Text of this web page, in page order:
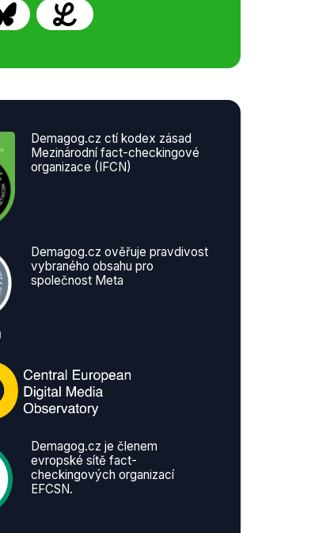
Demagog.cz ctí kodex zásad
Mezinárodní fact-checkingové
organizace (IFCN)
Demagog.cz ověřuje pravdivost
vybraného obsahu pro
společnost Meta
Demagog.cz je členem
evropské sítě fact-
checkingových organizací
EFCSN.